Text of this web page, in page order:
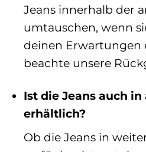
Jeans innerhalb der
umtauschen, wenn
deinen Erwartungen
beachte unsere
Ist die Jeans auch
erhältlich?
Ob die Jeans in